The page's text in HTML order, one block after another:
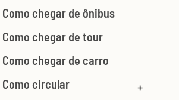
Como chegar de ônibus
Como chegar de tour
Como chegar de carro
Como circular